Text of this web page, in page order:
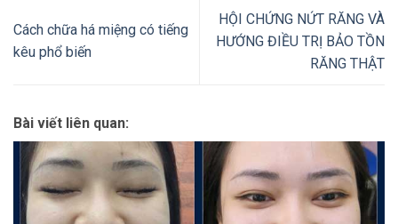
Cách chữa há miệng có tiếng
kêu phổ biến
HỘI CHỨNG NỨT RĂNG VÀ
HƯỚNG ĐIỀU TRỊ BẢO TỒN
RĂNG THẬT
Bài viết liên quan: